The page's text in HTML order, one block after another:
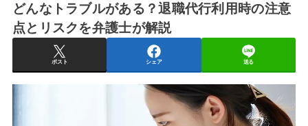
どんなトラブルがある？退職代行利用時の注意
点とリスクを弁護士が解説
ポスト シェア 送る